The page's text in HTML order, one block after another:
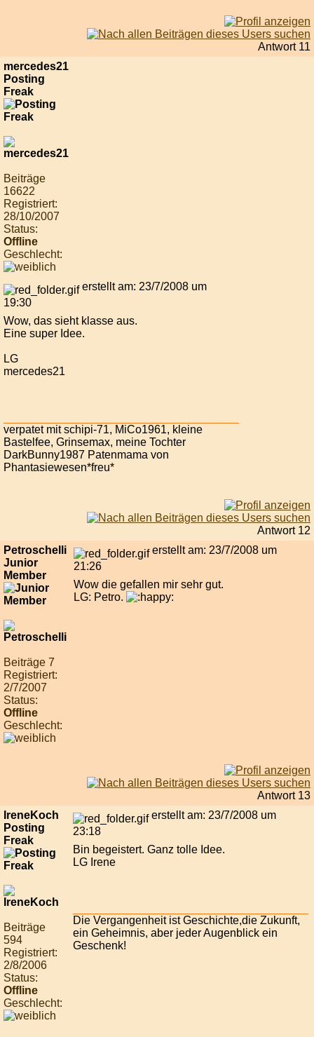
Antwort 11
mercedes21
Posting
Freak
Beiträge
16622
Registriert:
28/10/2007
Status:
Offline
Geschlecht:
erstellt am: 23/7/2008 um
19:30
Wow, das sieht klasse aus.
Eine super Idee.
LG
mercedes21
verpatet mit schipi-71, MiCo1961, kleine
Bastelfee, Grinsemax, meine Tochter
DarkBunny1987 Patenmama von
Phantasiewesen*freu*
Antwort 12
Petroschelli
Junior
Member
Beiträge 7
Registriert:
2/7/2007
Status:
Offline
Geschlecht:
erstellt am: 23/7/2008 um
21:26
Wow die gefallen mir sehr gut.
LG: Petro.
Antwort 13
IreneKoch
Posting
Freak
Beiträge
594
Registriert:
2/8/2006
Status:
Offline
Geschlecht:
erstellt am: 23/7/2008 um
23:18
Bin begeistert. Ganz tolle Idee.
LG Irene
Die Vergangenheit ist Geschichte,die Zukunft,
ein Geheimnis, aber jeder Augenblick ein
Geschenk!